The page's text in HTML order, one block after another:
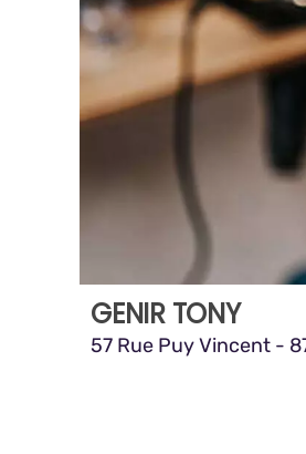
GENIR TONY
57 Rue Puy Vincent -